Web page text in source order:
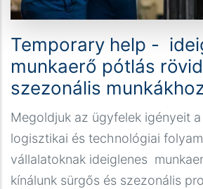
Temporary help -
munkaerő pótlás
szezonális
Megoldjuk az ügyfelek igényeit
logisztikai és technológiai
vállalatoknak ideiglenes
kínálunk sürgős és szezonális